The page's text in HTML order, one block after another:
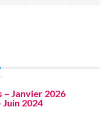
– Janvier 2026
Juin 2024